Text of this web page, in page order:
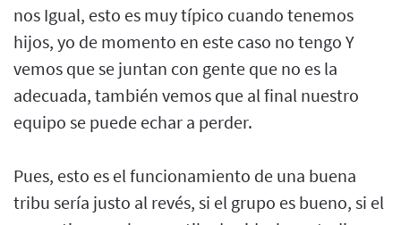
nos Igual, esto es muy típico cuando tenemos
hijos, yo de momento en este caso no tengo Y
vemos que se juntan con gente que no es la
adecuada, también vemos que al final nuestro
equipo se puede echar a perder.
Pues, esto es el funcionamiento de una buena
tribu sería justo al revés, si el grupo es bueno, si el